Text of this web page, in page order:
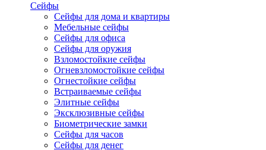
Сейфы
Сейфы для дома и квартиры
Мебельные сейфы
Сейфы для офиса
Сейфы для оружия
Взломостойкие сейфы
Огневзломостойкие сейфы
Огнестойкие сейфы
Встраиваемые сейфы
Элитные сейфы
Эксклюзивные сейфы
Биометрические замки
Сейфы для часов
Сейфы для денег